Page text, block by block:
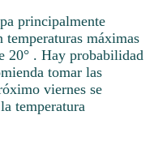
principalmente
máximas
20° . Hay probabilidad
tomar las
viernes se
temperatura